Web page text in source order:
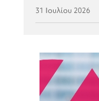
31 Ιουλίου 2026